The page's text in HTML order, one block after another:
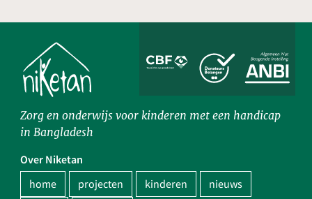
Zorg en onderwijs voor kinderen met een handicap
in Bangladesh
Over Niketan
home projecten kinderen
nieuws